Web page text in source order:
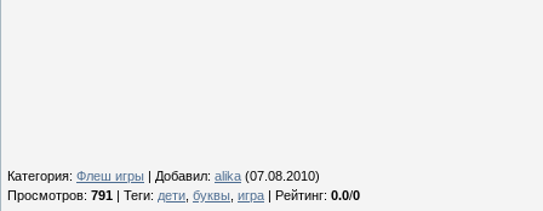
Категория: Флеш игры Добавил: alika (07.08.2010)
Просмотров: 791 Теги: дети буквы игра Рейтинг: 0.0/0